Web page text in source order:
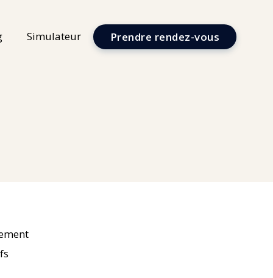
Simulateur Prendre rendez-vous